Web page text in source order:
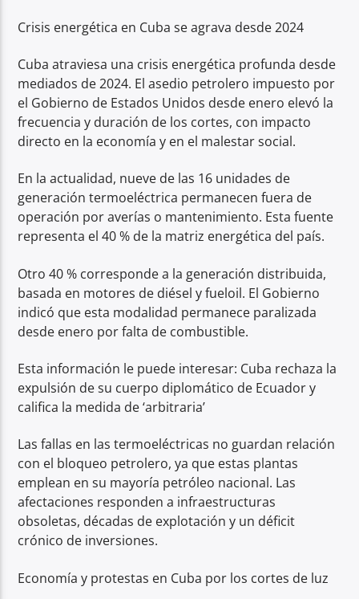
Crisis energética en Cuba se agrava desde 2024
Cuba atraviesa una crisis energética profunda desde
mediados de 2024. El asedio petrolero impuesto por
el Gobierno de Estados Unidos desde enero elevó la
frecuencia y duración de los cortes, con impacto
directo en la economía y en el malestar social.
En la actualidad, nueve de las 16 unidades de
generación termoeléctrica permanecen fuera de
operación por averías o mantenimiento. Esta fuente
representa el 40 % de la matriz energética del país.
Otro 40 % corresponde a la generación distribuida,
basada en motores de diésel y fueloil. El Gobierno
indicó que esta modalidad permanece paralizada
desde enero por falta de combustible.
Esta información le puede interesar: Cuba rechaza la
expulsión de su cuerpo diplomático de Ecuador y
califica la medida de ‘arbitraria’
Las fallas en las termoeléctricas no guardan relación
con el bloqueo petrolero, ya que estas plantas
emplean en su mayoría petróleo nacional. Las
afectaciones responden a infraestructuras
obsoletas, décadas de explotación y un déficit
crónico de inversiones.
Economía y protestas en Cuba por los cortes de luz